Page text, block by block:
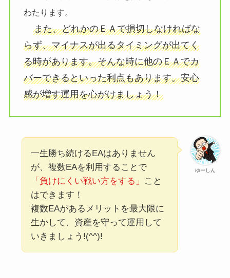
わたります。
また、どれかのＥＡで損切しなければな
らず、マイナスが出るタイミングが出てく
る時があります。そんな時に他のＥＡでカ
バーできるといった利点もあります。安心
感が増す運用を心がけましょう！
ゆーしん
一生勝ち続けるEAはありません
が、複数EAを利用することで
「負けにくい戦い方をする」
こと
はできます！
複数EAがあるメリットを最大限に
生かして、資産を守って運用して
いきましょう!(^^)!